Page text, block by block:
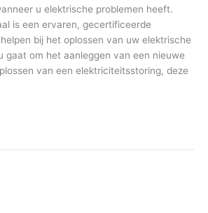
u elektrische problemen heeft.
is een ervaren, gecertificeerde
bij het oplossen van uw elektrische
gaat om het aanleggen van een nieuwe
van een elektriciteitsstoring, deze